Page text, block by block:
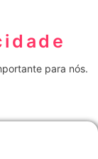
para nós.